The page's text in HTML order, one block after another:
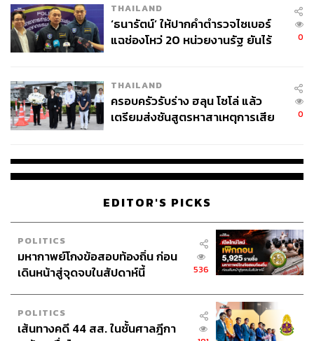
จ่ายหนี้-แอบระบุแบรนด์
THAILAND
‘ธนารัตน์’ ให้ปากคำตำรวจไซเบอร์
แฉช่องโหว่ 20 หน่วยงานรัฐ ยันไร้
0
THAILAND
ครอบครัวรับร่าง ฮลุน โซโล่ แล้ว
เตรียมส่งชันสูตรหาสาเหตุการเสีย
0
EDITOR'S PICKS
POLITICS
มหากาพย์โกงข้อสอบท้องถิ่น ก่อน
เดินหน้าสู่จุดจบในสัปดาห์นี้
536
POLITICS
เส้นทางคดี 44 สส. ในชั้นศาลฎีกา